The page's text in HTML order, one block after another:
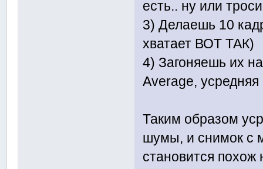
есть.. ну или
3) Делаешь 10
хватает ВОТ ТАК)
4) Загоняешь их
Average,
Таким образом
шумы, и снимок с
становится